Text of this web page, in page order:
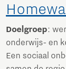
Doelgroep:
onderwijs- en
Een sociaal